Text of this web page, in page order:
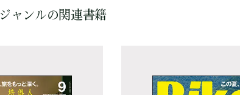
ジャンルの関連書籍